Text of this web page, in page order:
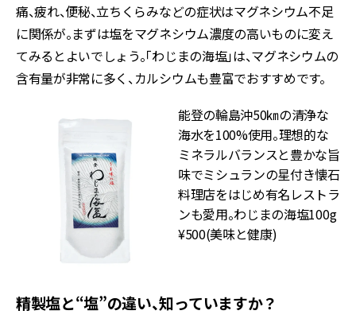
痛、疲れ、便秘、立ちくらみなどの症状はマグネシウム不足
に関係が。まずは塩をマグネシウム濃度の高いものに変え
てみるとよいでしょう。「わじまの海塩」は、マグネシウムの
含有量が非常に多く、カルシウムも豊富でおすすめです。
能登の輪島沖50㎞の清浄な
海水を100%使用。理想的な
ミネラルバランスと豊かな旨
味でミシュランの星付き懐石
料理店をはじめ有名レストラ
ンも愛用。わじまの海塩100g
¥500(美味と健康)
精製塩と“塩”の違い、知っていますか？